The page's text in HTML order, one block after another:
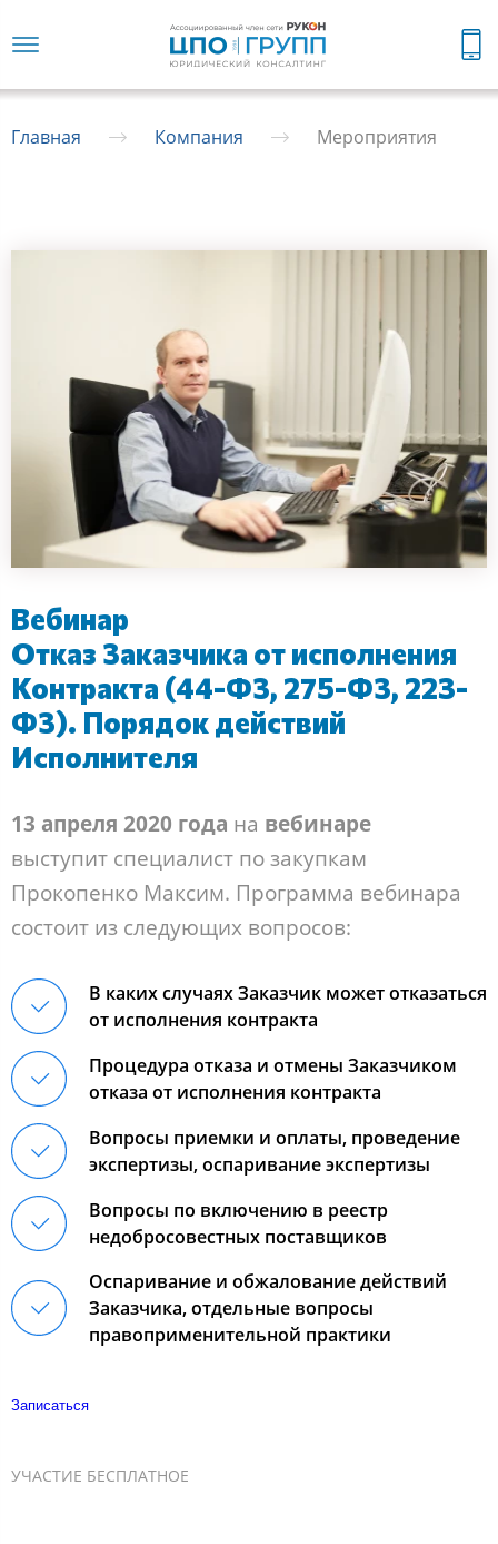
Главная Компания Мероприятия
Вебинар
Отказ Заказчика от исполнения
Контракта (44-ФЗ, 275-ФЗ, 223-
ФЗ). Порядок действий
Исполнителя
13 апреля 2020 года на вебинаре
выступит специалист по закупкам
Прокопенко Максим. Программа вебинара
состоит из следующих вопросов:
В каких случаях Заказчик может отказаться
от исполнения контракта
Процедура отказа и отмены Заказчиком
отказа от исполнения контракта
Вопросы приемки и оплаты, проведение
экспертизы, оспаривание экспертизы
Вопросы по включению в реестр
недобросовестных поставщиков
Оспаривание и обжалование действий
Заказчика, отдельные вопросы
правоприменительной практики
Записаться
УЧАСТИЕ БЕСПЛАТНОЕ